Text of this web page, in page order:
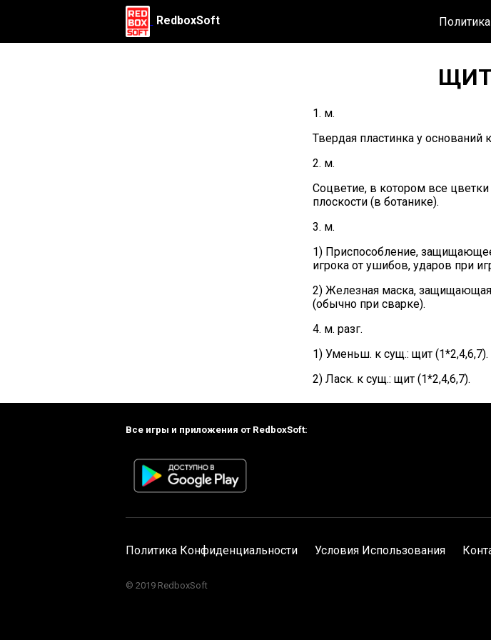
RedboxSoft
1. м.
Твердая пластинка у
2. м.
Соцветие, в котором все
плоскости (в ботанике).
3. м.
1) Приспособление,
игрока от ушибов, ударов при
2) Железная маска,
(обычно при сварке).
4. м. разг.
1) Уменьш. к сущ.: щит (1*2,4,6,7).
2) Ласк. к сущ.: щит (1*2,4,6,7).
Все игры и приложения от RedboxSoft:
Политика Конфиденциальности Условия Использования
© 2019 RedboxSoft